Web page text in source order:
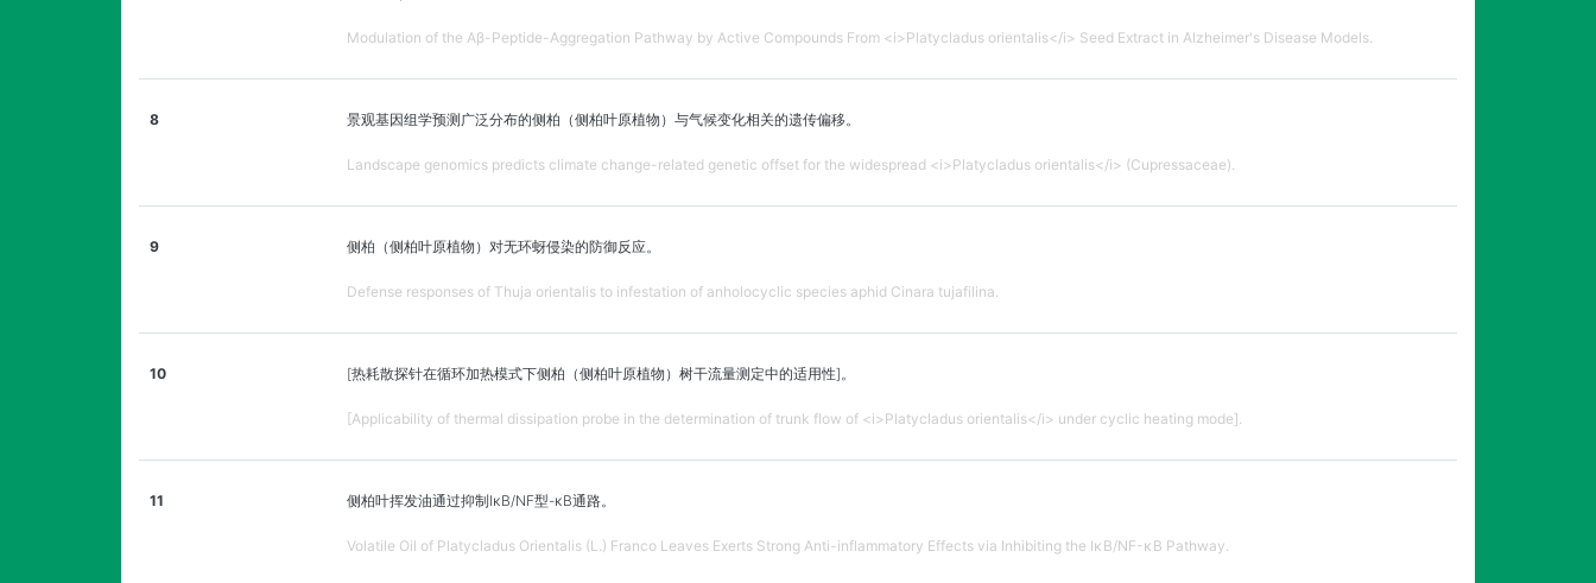
Modulation of the Aβ-Peptide-Aggregation Pathway by Active Compounds From <i>Platycladus orientalis</i> Seed Extract in Alzheimer's Disease Models.
8 景观基因组学预测广泛分布的侧柏（侧柏叶原植物）与气候变化相关的遗传偏移。
Landscape genomics predicts climate change-related genetic offset for the widespread <i>Platycladus orientalis</i> (Cupressaceae).
9 侧柏（侧柏叶原植物）对无环蚜侵染的防御反应。
Defense responses of Thuja orientalis to infestation of anholocyclic species aphid Cinara tujafilina.
10 [热耗散探针在循环加热模式下侧柏（侧柏叶原植物）树干流量测定中的适用性]。
[Applicability of thermal dissipation probe in the determination of trunk flow of <i>Platycladus orientalis</i> under cyclic heating mode].
11 侧柏叶挥发油通过抑制IκB/NF型-κB通路。
Volatile Oil of Platycladus Orientalis (L.) Franco Leaves Exerts Strong Anti-inflammatory Effects via Inhibiting the IκB/NF-κB Pathway.